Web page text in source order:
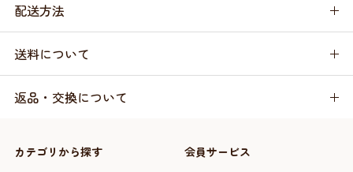
配送方法
送料について
返品・交換について
カテゴリから探す 会員サービス